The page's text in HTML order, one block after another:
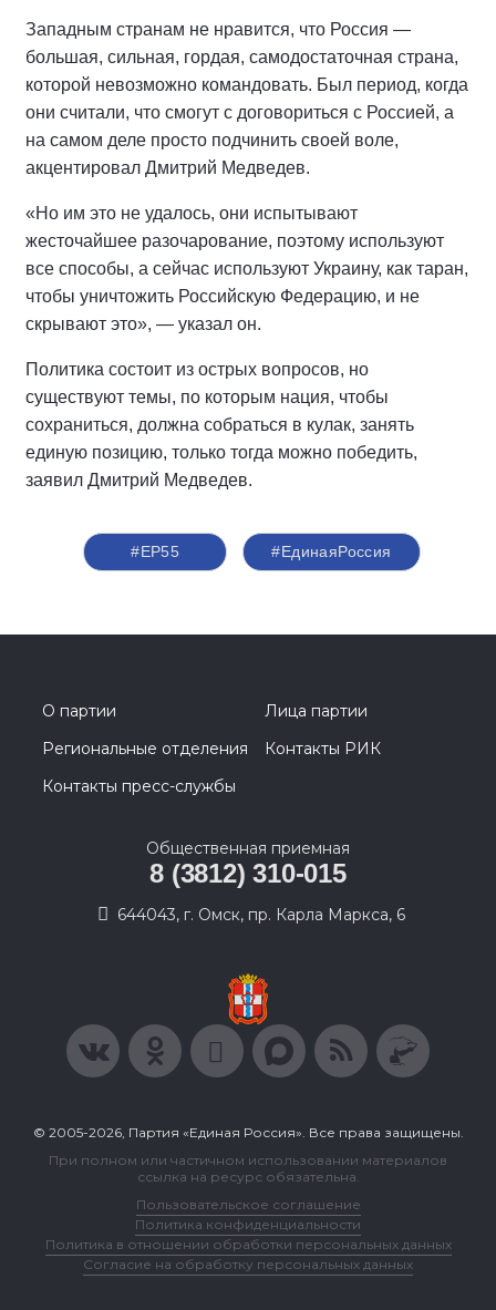
Западным странам не нравится, что Россия —
большая, сильная, гордая, самодостаточная страна,
которой невозможно командовать. Был период, когда
они считали, что смогут с договориться с Россией, а
на самом деле просто подчинить своей воле,
акцентировал Дмитрий Медведев.
«Но им это не удалось, они испытывают
жесточайшее разочарование, поэтому используют
все способы, а сейчас используют Украину, как таран,
чтобы уничтожить Российскую Федерацию, и не
скрывают это», — указал он.
Политика состоит из острых вопросов, но
существуют темы, по которым нация, чтобы
сохраниться, должна собраться в кулак, занять
единую позицию, только тогда можно победить,
заявил Дмитрий Медведев.
#ЕР55 #ЕдинаяРоссия
О партии
Лица партии
Региональные отделения
Контакты РИК
Контакты пресс-службы
Общественная приемная
8 (3812) 310-015
644043, г. Омск, пр. Карла Маркса, 6
© 2005-2026, Партия «Единая Россия». Все права защищены.
При полном или частичном использовании материалов
ссылка на ресурс обязательна.
Пользовательское соглашение
Политика конфиденциальности
Политика в отношении обработки персональных данных
Согласие на обработку персональных данных